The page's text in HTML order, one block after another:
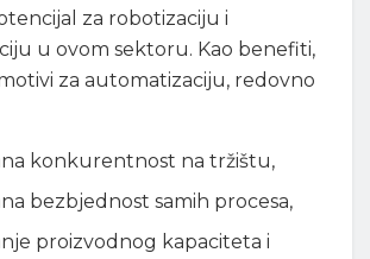
za robotizaciju i
u ovom sektoru. Kao benefiti,
za automatizaciju, redovno
konkurentnost na tržištu,
bezbjednost samih procesa,
proizvodnog kapaciteta i